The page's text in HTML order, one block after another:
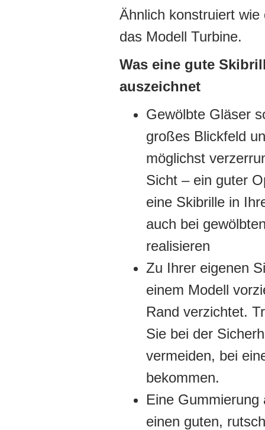
Ähnlich konstruiert wie
das Modell Turbine.
Was eine gute
auszeichnet
Gewölbte Gläser
großes Blickfeld
möglichst
Sicht – ein guter
eine Skibrille in
auch bei
realisieren
Zu Ihrer eigenen
einem Modell
Rand verzichtet.
Sie bei der
vermeiden, bei
bekommen.
Eine
einen guten,